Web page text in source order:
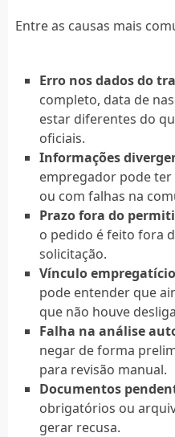
Entre as causas mais
Erro nos dados do
completo, data de
estar diferentes do
oficiais.
Informações
empregador pode
ou com falhas na
Prazo fora do
o pedido é feito fora
solicitação.
Vínculo
pode entender que
que não houve
Falha na análise
negar de forma
para revisão manual.
Documentos
obrigatórios ou
gerar recusa.